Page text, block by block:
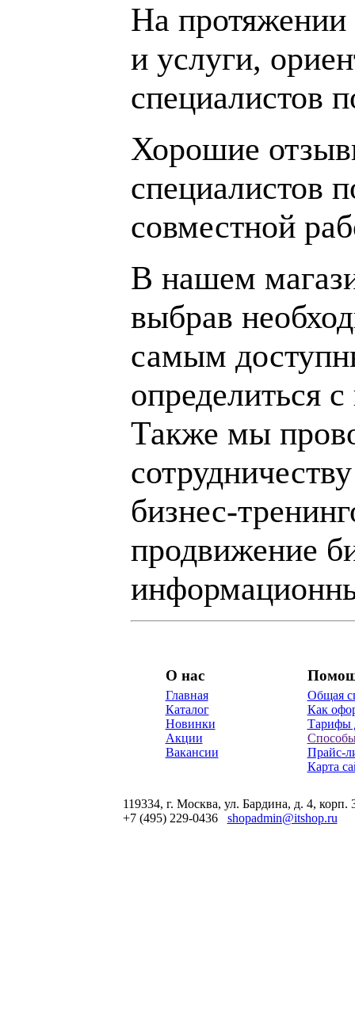
На протяжении
и услуги,
специалистов
Хорошие
специалистов
совместной
В нашем
выбрав
самым
определиться
Также мы
бизнес-
продвижение
О нас
Главная
Каталог
Новинки
Акции
Вакансии
Общая
Как
Тарифы
Прайс-
Карта
119334, г. Москва, ул. Бардина, д. 4, корп.
+7 (495) 229-0436 shopadmin@itshop.ru